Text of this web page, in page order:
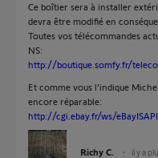
Ce boîtier sera à installer
devra être modifié en
Toutes vos télécommandes
NS:
http://boutique.somfy.fr/
Et comme vous l'indique
encore réparable:
http://cgi.ebay.fr/ws/
Richy C. il y a